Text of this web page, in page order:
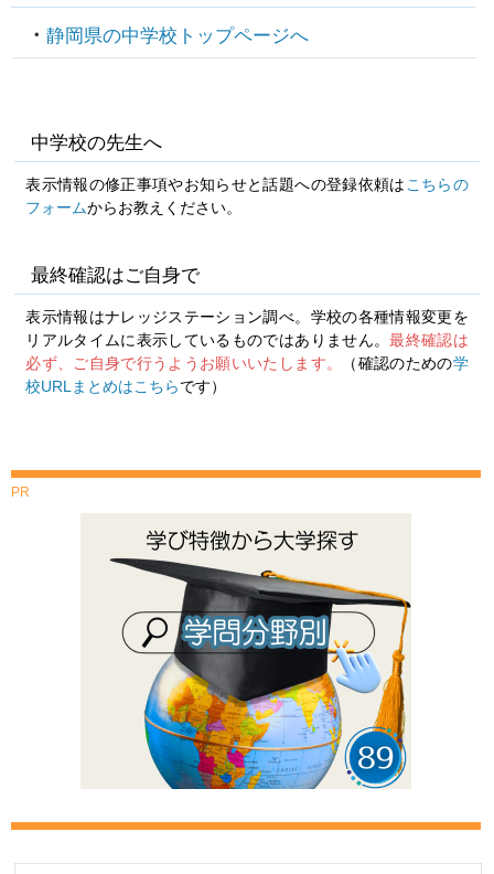
静岡県の中学校トップページへ
中学校の先生へ
表示情報の修正事項やお知らせと話題への登録依頼は こちらの
フォームからお教えください。
最終確認はご自身で
表示情報はナレッジステーション調べ。学校の各種情報変更を
リアルタイムに表示しているものではありません。最終確認は
必ず、ご自身で行うようお願いいたします。
（確認のための学
校URLまとめはこちらです）
PR